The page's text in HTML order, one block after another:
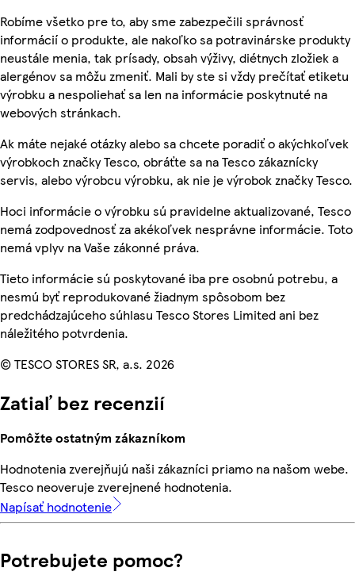
Robíme všetko pre to, aby sme zabezpečili správnosť
informácií o produkte, ale nakoľko sa potravinárske produkty
neustále menia, tak prísady, obsah výživy, diétnych zložiek a
alergénov sa môžu zmeniť. Mali by ste si vždy prečítať etiketu
výrobku a nespoliehať sa len na informácie poskytnuté na
webových stránkach.
Ak máte nejaké otázky alebo sa chcete poradiť o akýchkoľvek
výrobkoch značky Tesco, obráťte sa na Tesco zákaznícky
servis, alebo výrobcu výrobku, ak nie je výrobok značky Tesco.
Hoci informácie o výrobku sú pravidelne aktualizované, Tesco
nemá zodpovednosť za akékoľvek nesprávne informácie. Toto
nemá vplyv na Vaše zákonné práva.
Tieto informácie sú poskytované iba pre osobnú potrebu, a
nesmú byť reprodukované žiadnym spôsobom bez
predchádzajúceho súhlasu Tesco Stores Limited ani bez
náležitého potvrdenia.
© TESCO STORES SR, a.s. 2026
Zatiaľ bez recenzií
Pomôžte ostatným zákazníkom
Hodnotenia zverejňujú naši zákazníci priamo na našom webe.
Tesco neoveruje zverejnené hodnotenia.
Napísať hodnotenie
Potrebujete pomoc?